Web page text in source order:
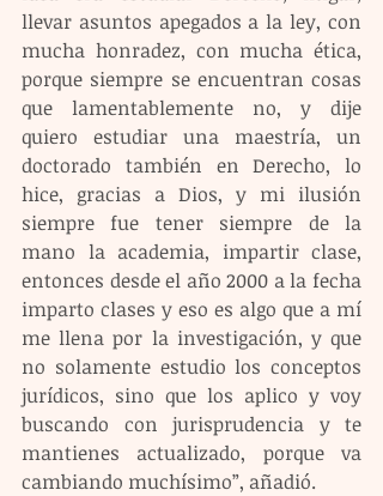
llevar asuntos apegados a la ley, con
mucha honradez, con mucha ética,
porque siempre se encuentran cosas
que lamentablemente no, y dije
quiero estudiar una maestría, un
doctorado también en Derecho, lo
hice, gracias a Dios, y mi ilusión
siempre fue tener siempre de la
mano la academia, impartir clase,
entonces desde el año 2000 a la fecha
imparto clases y eso es algo que a mí
me llena por la investigación, y que
no solamente estudio los conceptos
jurídicos, sino que los aplico y voy
buscando con jurisprudencia y te
mantienes actualizado, porque va
cambiando muchísimo”, añadió.